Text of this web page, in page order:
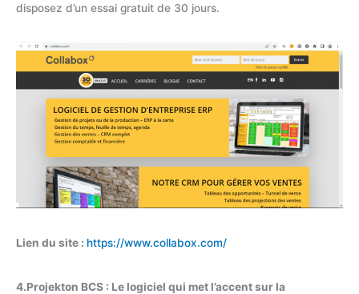
disposez d’un essai gratuit de 30 jours.
Lien du site : https://www.collabox.com/
4.Projekton BCS : Le logiciel qui met l’accent sur la